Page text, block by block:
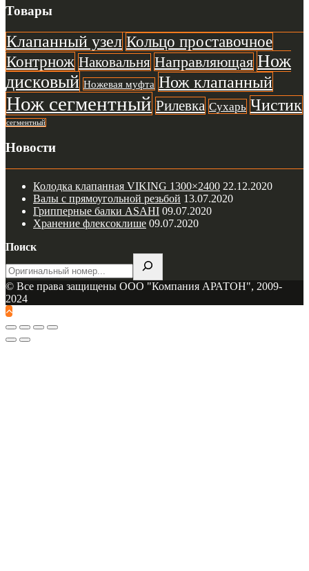
Товары
Клапанный узел Кольцо проставочное
Контрнож Наковальня Направляющая Нож
дисковый Ножевая муфта Нож клапанный
Нож сегментный Рилевка Сухарь Чистик
сегментный
Новости
Колодка клапанная VIKING 1300×2400 22.12.2020
Валы с прямоугольной резьбой 13.07.2020
Грипперные балки ASAHI 09.07.2020
Хранение флексоклише 09.07.2020
Поиск
© Все права защищены ООО "Компания АРАТОН", 2009-
2024